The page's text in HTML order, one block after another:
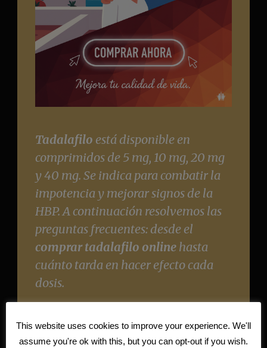
Tadalafilo está disponible en
comprimidos de 5 mg, 10 mg, 20 mg
y 40 mg. Se indica para combatir la
impotencia y mejorar signos de la
HBP. A continuación resolvemos las
preguntas frecuentes: desde el
comprar tadalafilo online hasta
cuánto tarda en hacer efecto cada
dosis.
This website uses cookies to improve your experience. We'll
assume you're ok with this, but you can opt-out if you wish.